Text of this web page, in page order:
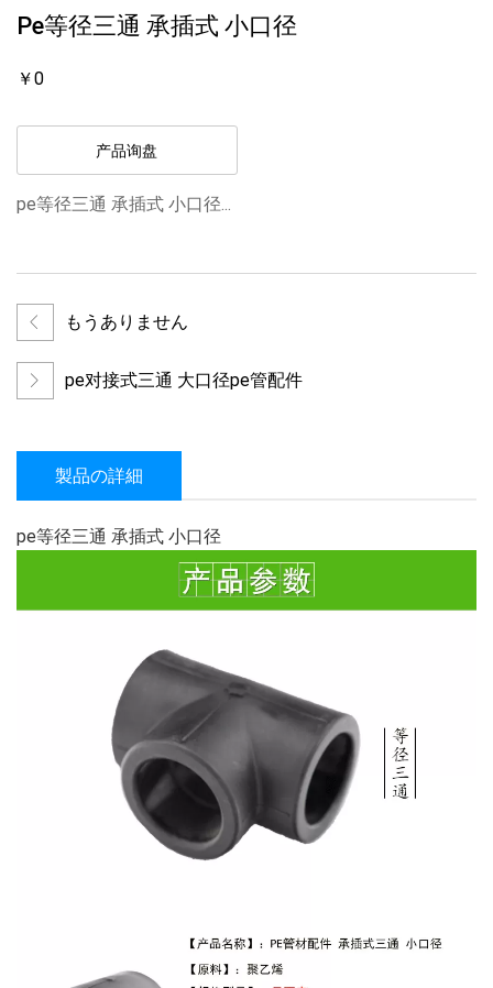
Pe等径三通 承插式 小口径
￥0
产品询盘
pe等径三通 承插式 小口径...
もうありません
pe对接式三通 大口径pe管配件
製品の詳細
pe等径三通 承插式 小口径